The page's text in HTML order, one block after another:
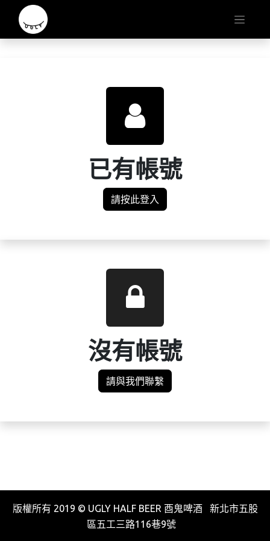
已有帳號
請按此登入
沒有帳號
請與我們聯繫
版權所有 2019 © UGLY HALF BEER 酉鬼啤酒 新北市五股
區五工三路116巷9號